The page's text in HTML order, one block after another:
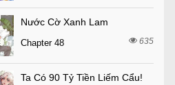
Nước Cờ Xanh Lam
Chapter 48 635
Ta Có 90 Tỷ Tiền Liếm Cẩu!